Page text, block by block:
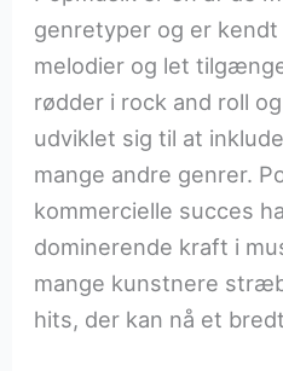
genretyper og er
melodier og let
rødder i rock and roll
udviklet sig til at
mange andre genrer.
kommercielle succes
dominerende kraft i
mange kunstnere
hits, der kan nå et